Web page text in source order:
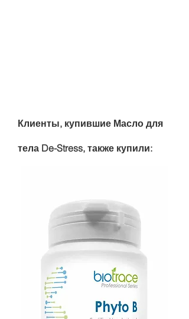
Клиенты, купившие Масло для
тела De-Stress, также купили: